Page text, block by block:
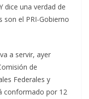
dice una verdad de
son el PRI-Gobierno
a servir, ayer
de
Federales y
conformado por 12